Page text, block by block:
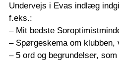
Undervejs i Evas indlæg
f.eks.:
– Mit bedste
– Spørgeskema om
– 5 ord og begrundelser,